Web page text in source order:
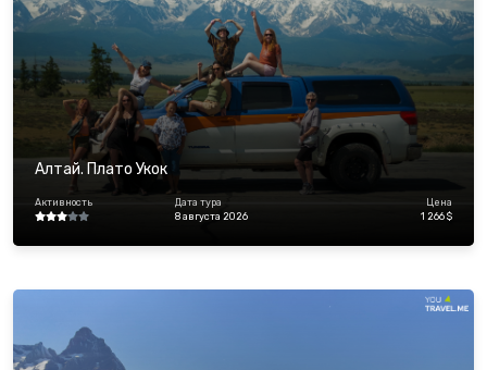
Алтай. Плато Укок
Активность
Дата тура
8 августа 2026
Цена
1 266 $